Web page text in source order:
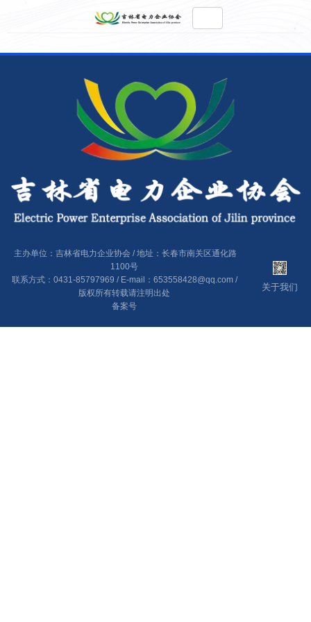
主办单位：吉林省电力企业协会 / 地址：长春市南关区通化路
1100号
联系方式：0431-85797969 / E-mail：653558428@qq.com /
版权所有转载请注明出处
备案号
关于我们